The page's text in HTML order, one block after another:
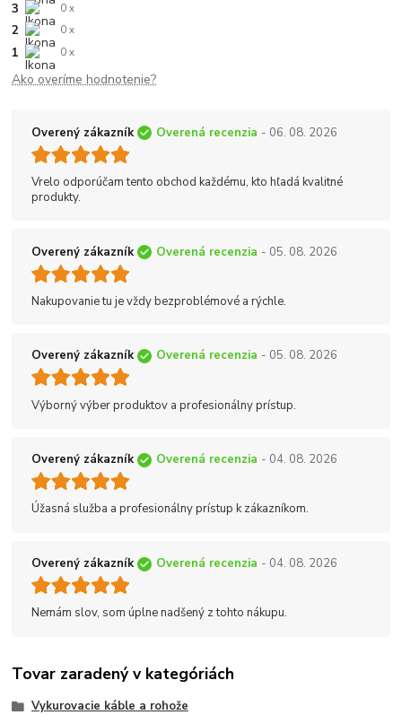
3 0 x
2 0 x
1 0 x
Ako overíme hodnotenie?
Overený zákazník Overená recenzia - 06. 08. 2026
Vrelo odporúčam tento obchod každému, kto hľadá kvalitné
produkty.
Overený zákazník Overená recenzia - 05. 08. 2026
Nakupovanie tu je vždy bezproblémové a rýchle.
Overený zákazník Overená recenzia - 05. 08. 2026
Výborný výber produktov a profesionálny prístup.
Overený zákazník Overená recenzia - 04. 08. 2026
Úžasná služba a profesionálny prístup k zákazníkom.
Overený zákazník Overená recenzia - 04. 08. 2026
Nemám slov, som úplne nadšený z tohto nákupu.
Tovar zaradený v kategóriách
Vykurovacie káble a rohože